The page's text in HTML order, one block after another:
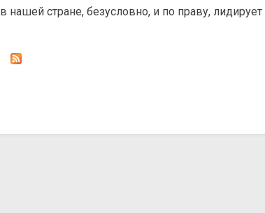
в нашей стране, безусловно, и по праву,